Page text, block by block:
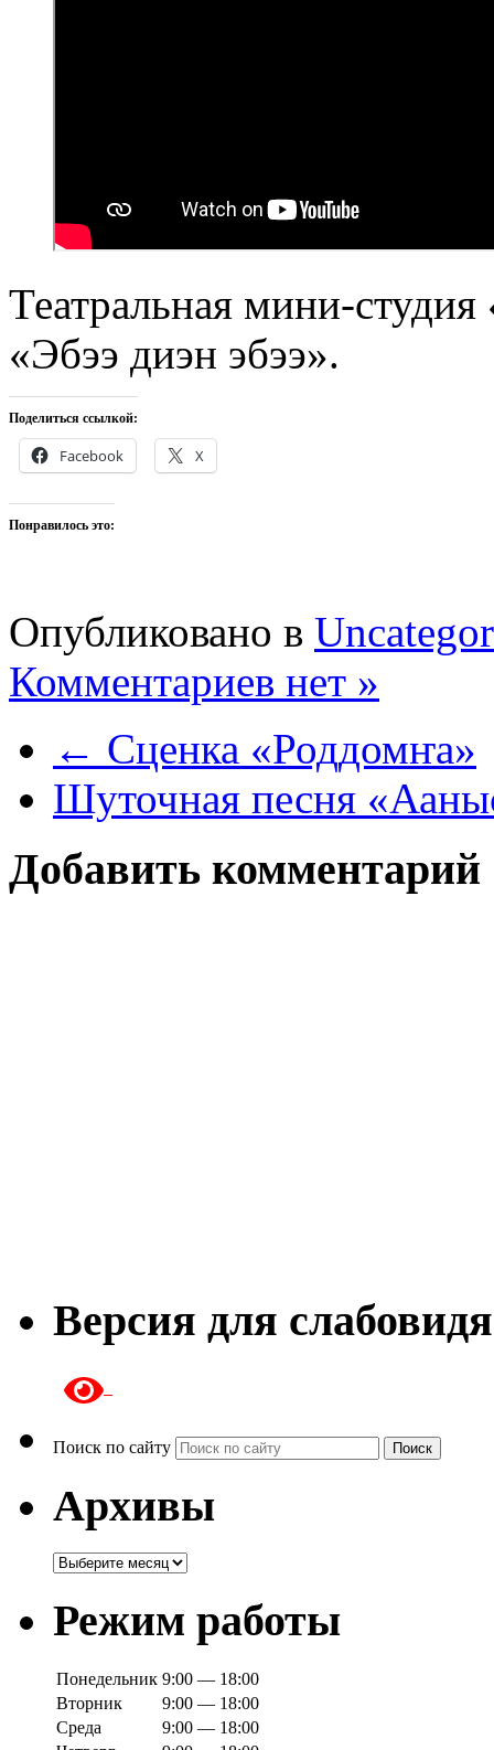
Театральная мини-студия
«Эбээ диэн эбээ».
Поделиться ссылкой:
Facebook X
Понравилось это:
Опубликовано в
Комментариев нет »
← Сценка «Роддомҥа»
Шуточная песня
Добавить комментарий
Версия для
Поиск по сайту Поиск
Архивы
Архивы
Режим работы
Понедельник 9:00 — 18:00
Вторник
9:00 — 18:00
Среда
9:00 — 18:00